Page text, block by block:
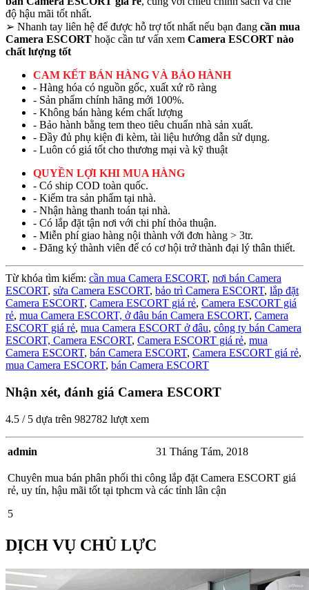
độ hậu mãi tốt nhất.
➢ Nhanh tay liên hệ để được hỗ trợ tốt nhất nếu bạn đang cần mua
Camera ESCORT hoặc cần tư vấn xem Camera ESCORT nào
chất lượng tốt
CAM KẾT BÁN HÀNG VÀ BẢO HÀNH
- Hàng hóa có nguồn gốc, xuất xứ rõ ràng
- Sản phẩm chính hãng mới 100%.
- Không bán hàng kém chất lượng
- Bảo hành bằng tem theo tiêu chuẩn nhà sản xuất.
- Đầy đủ phụ kiện đi kèm, tài liệu hướng dẫn sử dụng.
- Luôn có giá tốt cho thương mại và kỹ thuật
QUYỀN LỢI KHI MUA HÀNG
- Có ship COD toàn quốc.
- Kiểm tra sản phẩm tại nhà.
- Nhận hàng thanh toán tại nhà.
- Có lắp đặt tận nơi với chi phí thỏa thuận.
- Miễn phí giao hàng nội thành với đơn hàng > 3tr.
- Đăng ký thành viên để có cơ hội trở thành đại lý thân thiết.
Từ khóa tìm kiếm: cần mua Camera ESCORT, nơi bán Camera
ESCORT, sửa Camera ESCORT, bảo trì Camera ESCORT, lắp đặt
Camera ESCORT, Camera ESCORT giá rẻ, Camera ESCORT giá
rẻ, mua Camera ESCORT, ở đâu bán Camera ESCORT, Camera
ESCORT giá rẻ, mua Camera ESCORT ở đâu, công ty bán Camera
ESCORT, Camera ESCORT, Camera ESCORT giá rẻ, mua
Camera ESCORT, bán Camera ESCORT, Camera ESCORT giá rẻ,
mua Camera ESCORT, bán Camera ESCORT
Nhận xét, đánh giá Camera ESCORT
4.5 / 5 dựa trên 982782 lượt xem
admin 31 Tháng Tám, 2018
Chuyên mua bán phân phối thi công lắp đặt Camera ESCORT giá
rẻ, uy tín, hậu mãi tốt tại tphcm và các tỉnh lân cận
5
DỊCH VỤ CHỦ LỰC